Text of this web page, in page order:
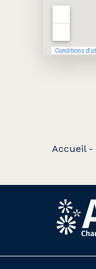
Accueil-